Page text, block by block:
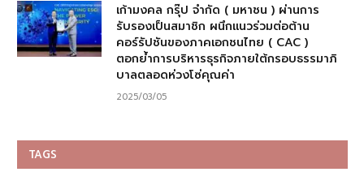
เก้ามงคล กรุ๊ป จำกัด ( มหาชน ) ผ่านการ
รับรองเป็นสมาชิก ผนึกแนวร่วมต่อต้าน
คอร์รัปชันของภาคเอกชนไทย ( CAC )
ตอกย้ำการบริหารธุรกิจภายใต้กรอบธรรมาภิ
บาลตลอดห่วงโซ่คุณค่า
2025/03/05
TAGS